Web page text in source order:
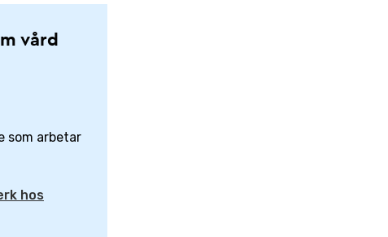
vård
som arbetar
hos